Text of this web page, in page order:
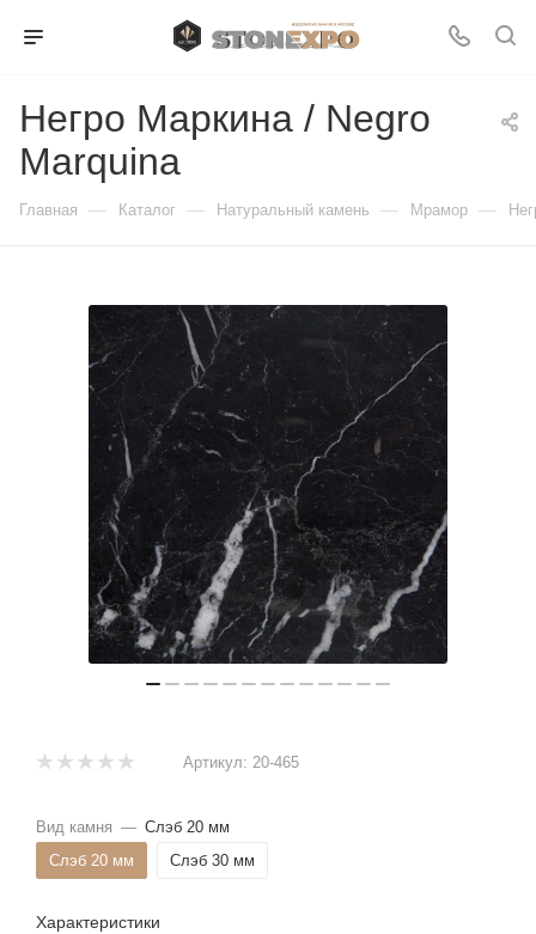
Негро Маркина / Negro
Marquina
Главная — Каталог — Натуральный камень — Мрамор —
Артикул: 20-465
Вид камня — Слэб 20 мм
Слэб 20 мм
Слэб 30 мм
Характеристики